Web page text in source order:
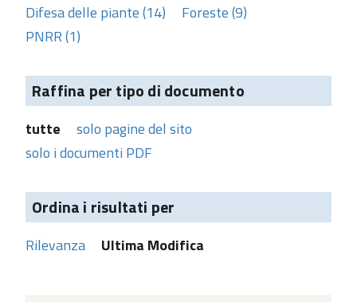
Difesa delle piante (14)
Foreste (9)
PNRR (1)
Raffina per tipo di documento
tutte
solo pagine del sito
solo i documenti PDF
Ordina i risultati per
Rilevanza Ultima Modifica